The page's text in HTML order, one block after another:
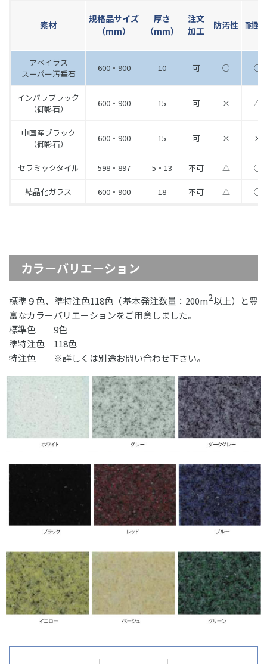
素材
規格品サイズ
（mm）
厚さ
（mm）
注文
加工
防汚性 耐酸
アベイラス
スーパー汚垂石
600・900 10 可 ○ ○
インパラブラック
（御影石）
600・900 15 可 × △
中国産ブラック
（御影石）
600・900 15 可 × ×
セラミックタイル 598・897 5・13 不可 △ ○
結晶化ガラス 600・900 18 不可 △ ○
カラーバリエーション
標準９色、準特注色118色（基本発注数量：200m2以上）と豊
富なカラーバリエーションをご用意しました。
標準色 9色
準特注色 118色
特注色 ※詳しくは別途お問い合わせ下さい。